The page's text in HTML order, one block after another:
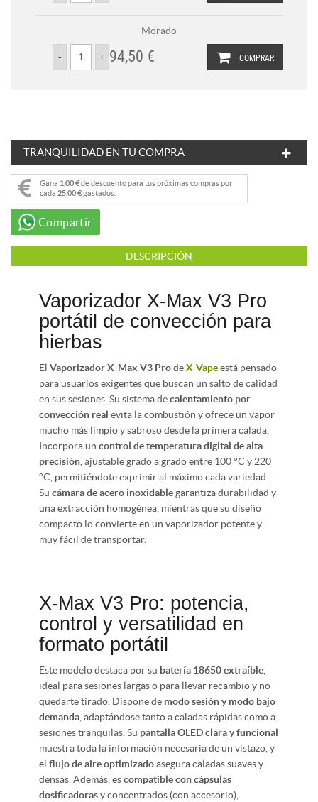
Morado
COMPRAR
94,50 €
TRANQUILIDAD EN TU COMPRA
Gana 1,00 €de descuento para tus próximas compras por
cada 25,00 €gastados.
Compartir
DESCRIPCIÓN
Vaporizador X-Max V3 Pro
portátil de convección para
hierbas
El Vaporizador X-Max V3 ProdeX-Vapeestá pensado
para usuarios exigentes que buscan un salto de calidad
en sus sesiones. Su sistema decalentamiento por
convección real evita la combustión y ofrece un vapor
mucho más limpio y sabroso desde la primera calada.
Incorpora un control de temperatura digital de alta
precisión, ajustable grado a grado entre 100 °C y 220
°C, permitiéndote exprimir al máximo cada variedad.
Su cámara de acero inoxidablegarantiza durabilidad y
una extracción homogénea, mientras que su diseño
compacto lo convierte en un vaporizador potente y
muy fácil de transportar.
X-Max V3 Pro: potencia,
control y versatilidad en
formato portátil
Este modelo destaca por su batería 18650 extraíble
ideal para sesiones largas o para llevar recambio y no
quedarte tirado. Dispone de modo sesión y modo bajo
demanda , adaptándose tanto a caladas rápidas como a
sesiones tranquilas. Su pantalla OLED clara y funcional
muestra toda la información necesaria de un vistazo, y
el flujo de aire optimizadoasegura caladas suaves y
densas. Además, escompatible con cápsulas
dosificadorasy concentrados (con accesorio),